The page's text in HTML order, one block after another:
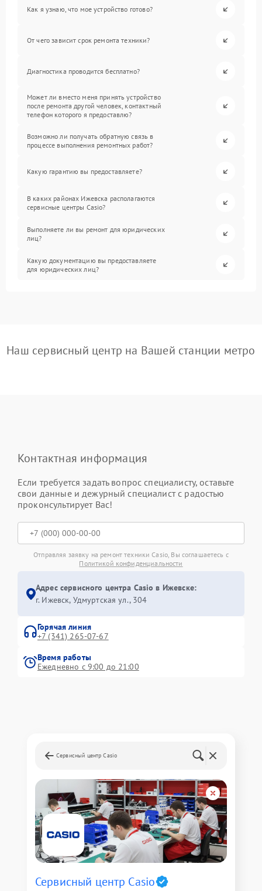
Как я узнаю, что мое устройство готово?
От чего зависит срок ремонта техники?
Диагностика проводится бесплатно?
Может ли вместо меня принять устройство
после ремонта другой человек, контактный
телефон которого я предоставлю?
Возможно ли получать обратную связь в
процессе выполнения ремонтных работ?
Какую гарантию вы предоставляете?
В каких районах Ижевска располагаются
сервисные центры Casio?
Выполняете ли вы ремонт для юридических
лиц?
Какую документацию вы предоставляете
для юридических лиц?
Наш сервисный центр на Вашей станции метро
Контактная информация
Если требуется задать вопрос специалисту, оставьте
свои данные и дежурный специалист с радостью
проконсультирует Вас!
Отправляя заявку на ремонт техники Casio, Вы соглашаетесь с
Политикой конфиденциальности
Адрес сервисного центра Casio в Ижевске:
г. Ижевск, Удмуртская ул., 304
Горячая линия
+7 (341) 265-07-67
Время работы
Ежедневно с 9:00 до 21:00
Сервисный центр Casio
Сервисный центр Casio